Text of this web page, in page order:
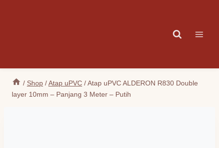
/ Shop /Atap uPVC /Atap uPVC ALDERON R830 Double
layer 10mm – Panjang 3 Meter – Putih